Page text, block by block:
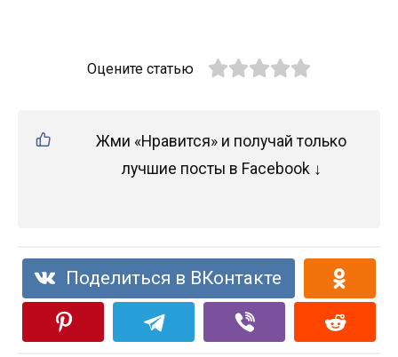
Оцените статью
Жми «Нравится» и получай только
лучшие посты в Facebook ↓
Поделиться в ВКонтакте